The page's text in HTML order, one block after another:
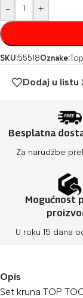
- +
SKU:55518Oznake:
Dodaj u listu
Besplatna
Za narudžbe
Mogućnost
U roku 15 dana
Opis
Set kruna TOP